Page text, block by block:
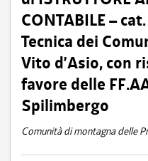
CONTABILE –
Tecnica dei
Vito d’Asio, con
favore delle
Spilimbergo
Comunità di montagna delle